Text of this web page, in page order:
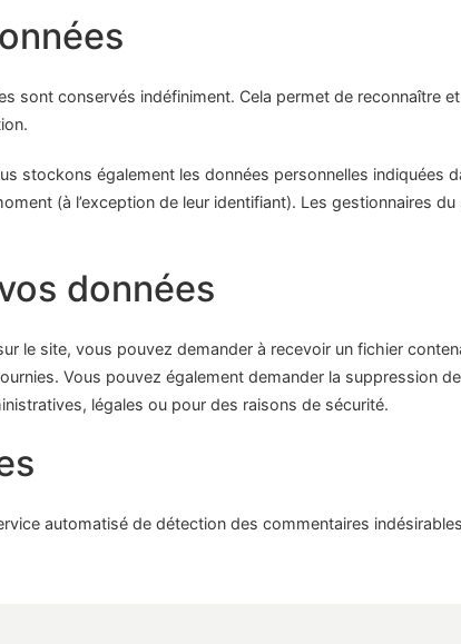
sont conservés indéfiniment. Cela permet de reconnaître
stockons également les données personnelles indiquées
(à l’exception de leur identifiant). Les gestionnaires
données
le site, vous pouvez demander à recevoir un fichier
Vous pouvez également demander la suppression
légales ou pour des raisons de sécurité.
automatisé de détection des commentaires